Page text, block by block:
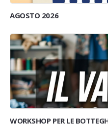
AGOSTO 2026
WORKSHOP PER LE